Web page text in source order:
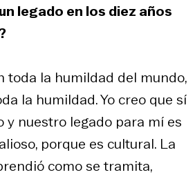
legado en los diez años
toda la humildad del mundo,
la humildad. Yo creo que sí
y nuestro legado para mí es
porque es cultural. La
como se tramita,